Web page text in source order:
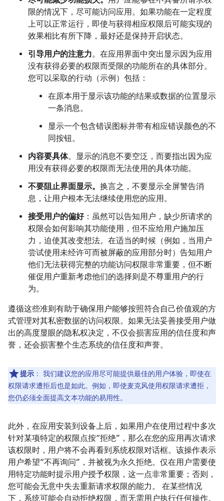
限的情况下，尽可能访问应用。如果功能在一定程度
上可以正常运行，即使与获得相应权限后可能实现的
效果相比有所下降，最好还是保持开启状态。
引导用户的注意力。在应用界面中突出显示因为应用
没有获得必要的权限而受限的功能所在的具体部分。
您可以采取的行动（示例）包括：
在原本用于显示该功能的结果或数据的位置显示
一条消息。
显示一个包含错误图标并带有相应错误颜色的不
同按钮。
内容要具体。显示的消息不要空泛，而要指出因为应
用没有获得必要的权限而无法使用的具体功能。
不要阻止界面显示。 换言之，不要显示全屏警告消
息，让用户根本无法继续使用您的应用。
接受用户的偏好：虽然可以告知用户，缺少所请求的
权限会如何影响其功能使用，但不应给用户施加压
力，迫使其改变想法。在适当的时候（例如，当用户
尝试使用未经许可而被屏蔽的应用部分时）告知用户
他们无法获得完整的功能访问权限非常重要，但不断
催促用户重新考虑他们的选择则是不尊重用户的行
为。
遵循这些准则有助于确保用户能够按照符合自己价值观的方
式管理对其私密数据的访问权限。如果无法妥善接受用户做
出的高度显眼的隐私权决定，不仅会损害应用的信任度和声
誉，还会损害整个生态系统的信任度和声誉。
提示 ： 我们建议您的应用尽可能提供最佳的用户体验，即使在
权限请求遭拒后也是如此。例如，即使麦克风使用权限请求遭拒，
您仍必须全面提高文本功能的易用性。
此外，在应用安装到设备上后，如果用户在使用过程中多次
针对某项特定的权限点按“拒绝”，那么在您的应用再次请求
该权限时，用户将不会再看到系统权限对话框。该操作表示
用户希望“不再询问”，并被视为永久拒绝。仅在用户需要使
用特定功能时提示用户授予权限，这一点非常重要；否则，
您可能会无意中失去重新请求权限的能力。 在某些情况
下，系统可能会自动拒绝权限，而无需用户执行任何操作。